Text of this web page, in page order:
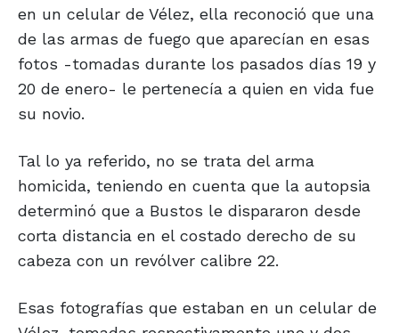
en un celular de Vélez, ella reconoció que una
de las armas de fuego que aparecían en esas
fotos -tomadas durante los pasados días 19 y
20 de enero- le pertenecía a quien en vida fue
su novio.
Tal lo ya referido, no se trata del arma
homicida, teniendo en cuenta que la autopsia
determinó que a Bustos le dispararon desde
corta distancia en el costado derecho de su
cabeza con un revólver calibre 22.
Esas fotografías que estaban en un celular de